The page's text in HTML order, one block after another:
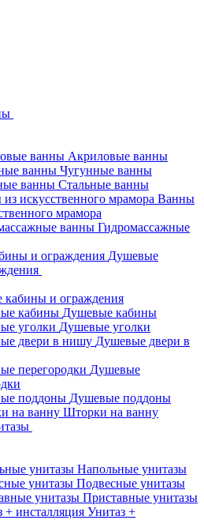
Акриловые ванны
Чугунные ванны
Стальные ванны
Ванны
мрамора
Гидромассажные
Душевые
и ограждения
Душевые кабины
Душевые уголки
Душевые двери в
Душевые
Душевые поддоны
Шторки на ванну
Напольные унитазы
Подвесные унитазы
Приставные унитазы
Унитаз +